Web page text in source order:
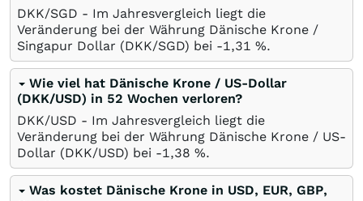
DKK/SGD - Im Jahresvergleich liegt die
Veränderung bei der Währung Dänische Krone /
Singapur Dollar (DKK/SGD) bei -1,31 %.
Wie viel hat Dänische Krone / US-Dollar
(DKK/USD) in 52 Wochen verloren?
DKK/USD - Im Jahresvergleich liegt die
Veränderung bei der Währung Dänische Krone / US-
Dollar (DKK/USD) bei -1,38 %.
Was kostet Dänische Krone in USD, EUR, GBP,